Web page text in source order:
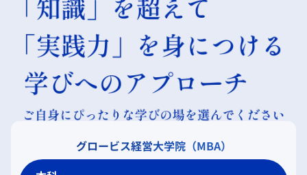
グロービス経営大学院（MBA）